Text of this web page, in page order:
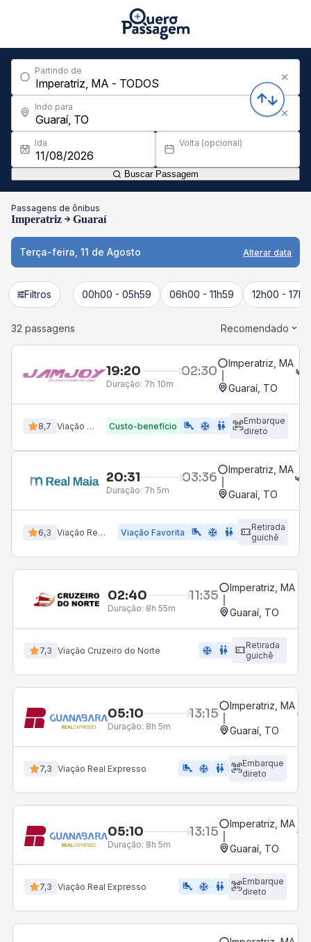
Partindo de
Indo para
Ida Volta (opcional)
Buscar Passagem
Passagens de ônibus
Imperatriz Guaraí
Terça-feira, 11 de Agosto Alterar data
Filtros 00h00 - 05h59 06h00 - 11h59 12h00 -
32 passagens Recomendado
19:20 02:30
Duração: 7h 10m
Imperatriz, MA
Guaraí, TO
8,7 Viação Jamjoy Custo-benefício airline_seat_legroom_extra ac_unit WC
Embarque
direto
20:31 03:36
Duração: 7h 5m
Imperatriz, MA
Guaraí, TO
6,3 Viação Real Maia Viação Favorita airline_seat_legroom_extra ac_unit wc
Retirada
guichê
02:40 11:35
Duração: 8h 55m
Imperatriz, MA
Guaraí, TO
7,3 Viação Cruzeiro do Norte ac_unit wc
Retirada
guichê
05:10 13:15
Duração: 8h 5m
Imperatriz, MA
Guaraí, TO
7,3 Viação Real Expresso airline_seat_legroom_extra ac_unit WC
Embarque
direto
05:10 13:15
Duração: 8h 5m
Imperatriz, MA
Guaraí, TO
7,3 Viação Real Expresso airline_seat_legroom_extra ac_unit WC
Embarque
direto